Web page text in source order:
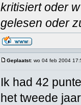
kritisiert oder
gelesen oder
Geplaatst: wo 04 feb 2004
Ik had 42
het tweede